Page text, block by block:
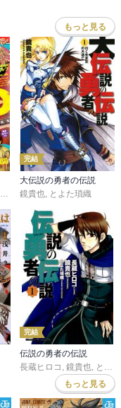
もっと見る
和田あつむ,岩矢滉一朗,
完結
大伝説の勇者の伝説
鏡貴也, とよた瑣織
完結
伝説の勇者の伝説
長蔵ヒロコ 鏡貴也 とよた瑣織
もっと見る